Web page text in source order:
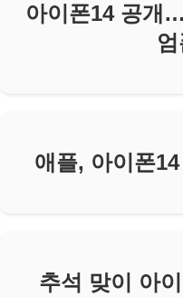
아이폰14 공개
애플, 아이폰
추석 맞이 아